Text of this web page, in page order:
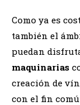
Como ya es
también el
puedan
maquinarias
creación de
con el fin